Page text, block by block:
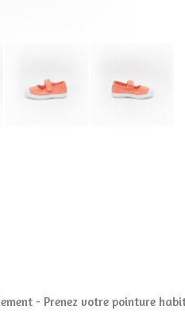
- Prenez votre pointure